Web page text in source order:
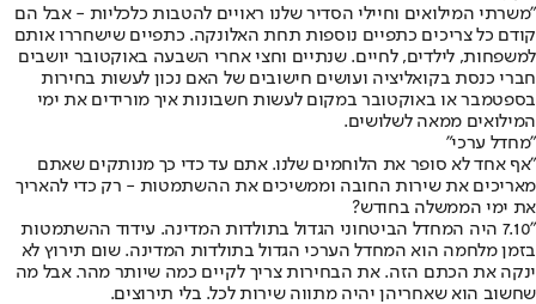
"משרתי המילואים וחיילי הסדיר שלנו ראויים להטבות כלכליות - אבל הם
קודם כל צריכים כתפיים נוספות תחת האלונקה. כתפיים שישחררו אותם
למשפחות, לילדים, לחיים. שנתיים וחצי אחרי השבעה באוקטובר יושבים
חברי כנסת בקואליציה ועושים חישובים של האם נכון לעשות בחירות
בספטמבר או באוקטובר במקום לעשות חשבונות איך מורידים את ימי
המילואים ממאה לשלושים.
"מחדל ערכי"
"אף אחד לא סופר את הלוחמים שלנו. אתם עד כדי כך מנותקים שאתם
מאריכים את שירות החובה וממשיכים את ההשתמטות - רק כדי להאריך
את ימי הממשלה בחודש?
"7.10 היה המחדל הביטחוני הגדול בתולדות המדינה. עידוד ההשתמטות
בזמן מלחמה הוא המחדל הערכי הגדול בתולדות המדינה. שום תירוץ לא
ינקה את הכתם הזה. את הבחירות צריך לקיים כמה שיותר מהר. אבל מה
שחשוב הוא שאחריהן יהיה מתווה שירות לכל. בלי תירוצים.